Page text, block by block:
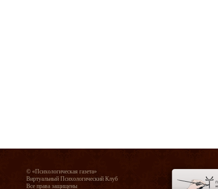
© «Психологическая газета»
Виртуальный Психологический Клуб
Все права защищены